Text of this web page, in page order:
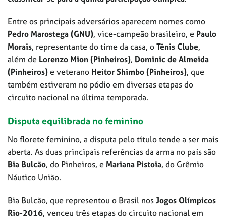
Entre os principais adversários aparecem nomes como
Pedro Marostega (GNU), vice-campeão brasileiro, e Paulo
Morais, representante do time da casa, oTênis Clube,
além de Lorenzo Mion (Pinheiros), Dominic de Almeida
(Pinheiros)e veterano Heitor Shimbo (Pinheiros), que
também estiveram no pódio em diversas etapas do
circuito nacional na última temporada.
Disputa equilibrada no feminino
No florete feminino, a disputa pelo título tende a ser mais
aberta. As duas principais referências da arma no país são
Bia Bulcão, do Pinheiros, e Mariana Pistoia, do Grêmio
Náutico União.
Bia Bulcão, que representou o Brasil nosJogos Olímpicos
Rio-2016, venceu três etapas do circuito nacional em